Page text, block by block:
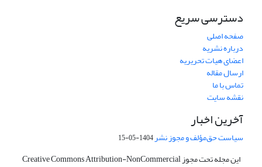
دسترسی سریع
صفحه اصلی
درباره نشریه
اعضای هیات تحریریه
ارسال مقاله
تماس با ما
نقشه سایت
آخرین اخبار
سیاست حق‌مؤلف و مجوز نشر1404-05-15
این مجله تحت مجوز Creative Commons Attribution-NonCommercial